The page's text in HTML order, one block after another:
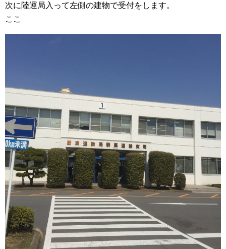
次に陸運局入って左側の建物で受付をします。
ここ